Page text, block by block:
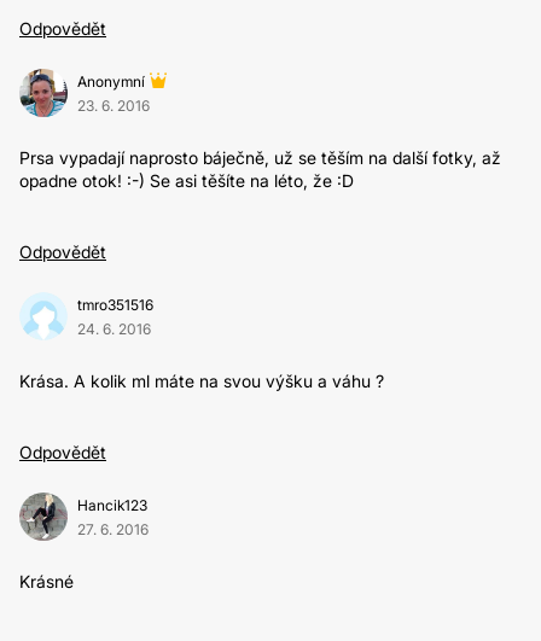
Odpovědět
Anonymní
23. 6. 2016
Prsa vypadají naprosto báječně, už se těším na další fotky, až
opadne otok! :-) Se asi těšíte na léto, že :D
Odpovědět
tmro351516
24. 6. 2016
Krása. A kolik ml máte na svou výšku a váhu ?
Odpovědět
Hancik123
27. 6. 2016
Krásné